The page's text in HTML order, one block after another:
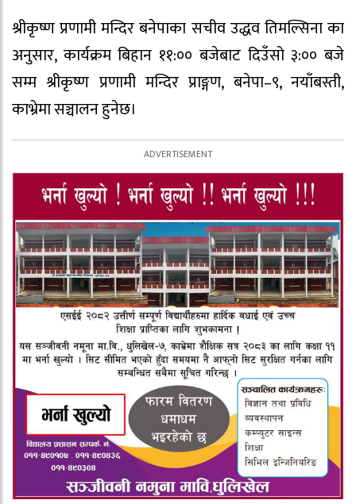
श्रीकृष्ण प्रणामी मन्दिर बनेपाका सचीव उद्धव तिमल्सिना का
अनुसार, कार्यक्रम बिहान ११:०० बजेबाट दिउँसो ३:०० बजे
सम्म श्रीकृष्ण प्रणामी मन्दिर प्राङ्गण, बनेपा–९, नयाँबस्ती,
काभ्रेमा सञ्चालन हुनेछ।